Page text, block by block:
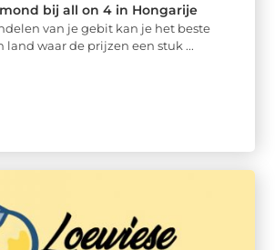
bij all on 4 in Hongarije
van je gebit kan je het beste
land waar de prijzen een stuk ...